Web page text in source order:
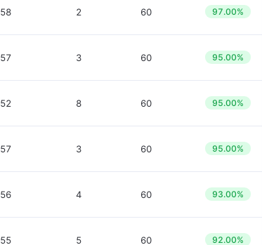
58 2 60 97.00%
57 3 60 95.00%
52 8 60 95.00%
57 3 60 95.00%
56 4 60 93.00%
55 5 60 92.00%